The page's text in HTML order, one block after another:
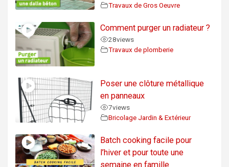
Travaux de Gros Oeuvre
Comment purger un radiateur ?
28views
Travaux de plomberie
Poser une clôture métallique
en panneaux
7views
Bricolage Jardin & Extérieur
Batch cooking facile pour
l’hiver et pour toute une
semaine en famille